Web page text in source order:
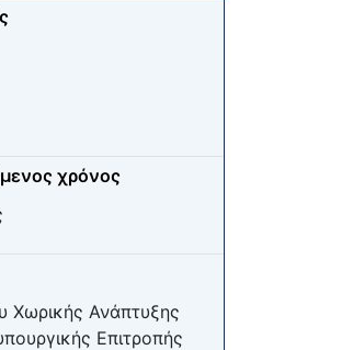
χρόνος
Χωρικής Ανάπτυξης
Επιτροπής